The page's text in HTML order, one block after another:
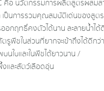
คือ นวัตกรรมการผลิตสูตรผสมส
ป็นการรวมคุณสมบัติเด่นของสูต
ออกฤทธิ์คงตัวได้นาน ละลายน้ำได้
พืชในส่วนที่ยากจะเข้าถึงได้ดีกว่
นใบและในพืชได้ยาวนาน /
และสัตว์เลือดอุ่น